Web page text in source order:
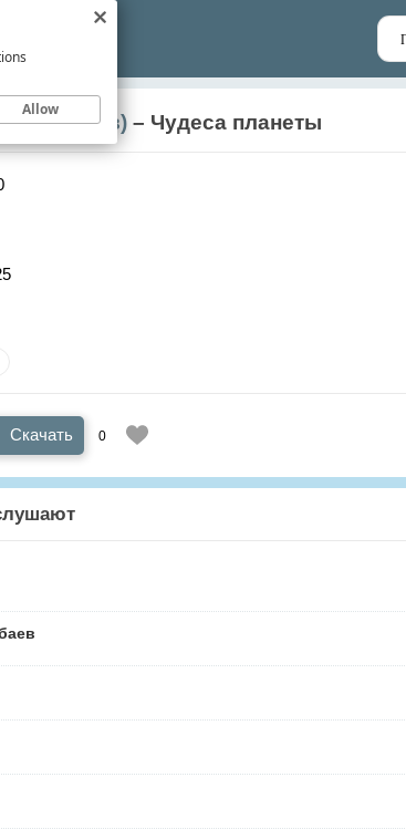
Айткалиев) – Чудеса планеты
Скачать 0
Allow